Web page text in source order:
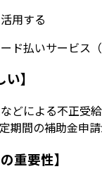
用する
ド払いサービス
】
どによる不正受
期間の補助金申
重要性】